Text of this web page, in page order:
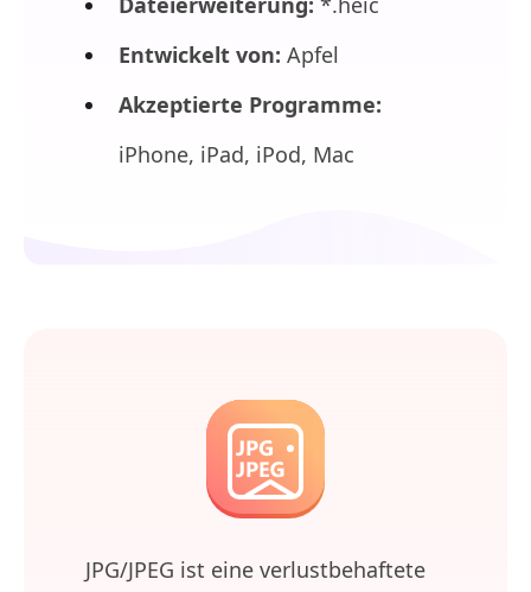
Entwickelt von: Apfel
Akzeptierte Programme:
iPhone, iPad, iPod, Mac
JPG/JPEG ist eine verlustbehaftete